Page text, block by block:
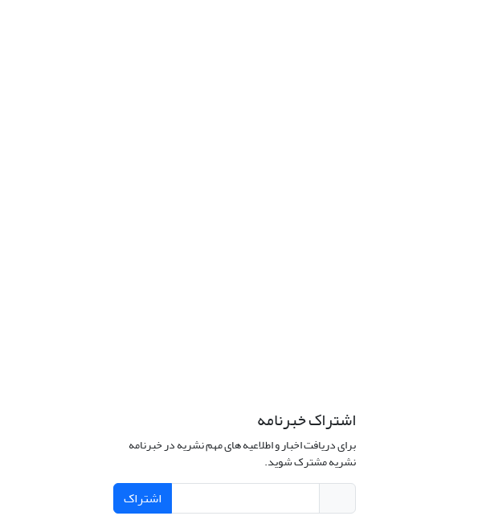
اشتراک خبرنامه
برای دریافت اخبار و اطلاعیه های مهم نشریه در خبرنامه
نشریه مشترک شوید.
اشتراک